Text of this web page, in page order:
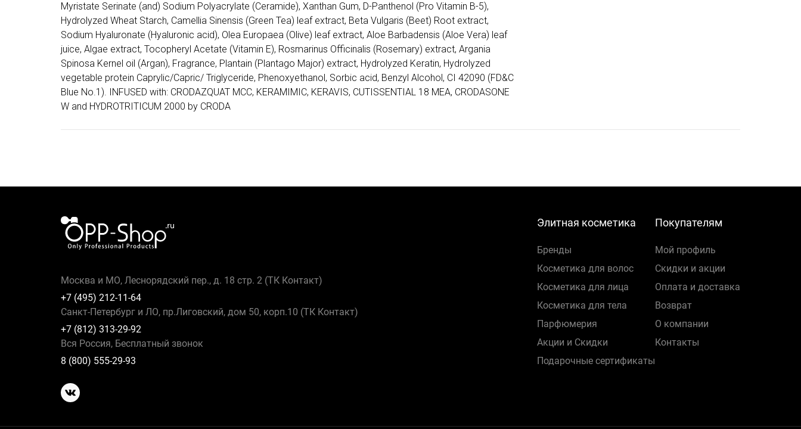
Myristate Serinate (and) Sodium Polyacrylate (Ceramide), Xanthan Gum, D-Panthenol (Pro Vitamin B-5),
Hydrolyzed Wheat Starch, Camellia Sinensis (Green Tea) leaf extract, Beta Vulgaris (Beet) Root extract,
Sodium Hyaluronate (Hyaluronic acid), Olea Europaea (Olive) leaf extract, Aloe Barbadensis (Aloe Vera) leaf
juice, Algae extract, Tocopheryl Acetate (Vitamin E), Rosmarinus Officinalis (Rosemary) extract, Argania
Spinosa Kernel oil (Argan), Fragrance, Plantain (Plantago Major) extract, Hydrolyzed Keratin, Hydrolyzed
vegetable protein Caprylic/Capric/ Triglyceride, Phenoxyethanol, Sorbic acid, Benzyl Alcohol, CI 42090 (FD&C
Blue No.1). INFUSED with: CRODAZQUAT MCC, KERAMIMIC, KERAVIS, CUTISSENTIAL 18 MEA, CRODASONE
W and HYDROTRITICUM 2000 by CRODA
Москва и МО, Леснорядский пер., д. 18 стр. 2 (ТК Контакт)
+7 (495) 212-11-64
Санкт-Петербург и ЛО, пр.Лиговский, дом 50, корп.10 (ТК Контакт)
+7 (812) 313-29-92
Вся Россия, Бесплатный звонок
8 (800) 555-29-93
Элитная косметика
Бренды
Косметика для волос
Косметика для лица
Косметика для тела
Парфюмерия
Акции и Скидки
Подарочные сертификаты
Покупателям
Мой профиль
Скидки и акции
Оплата и доставка
Возврат
О компании
Контакты